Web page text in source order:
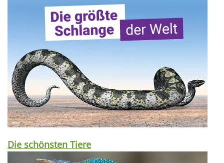
Die schönsten Tiere